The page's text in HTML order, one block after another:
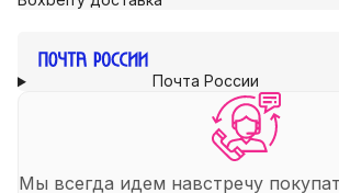
Почта России
Мы всегда идем навстречу